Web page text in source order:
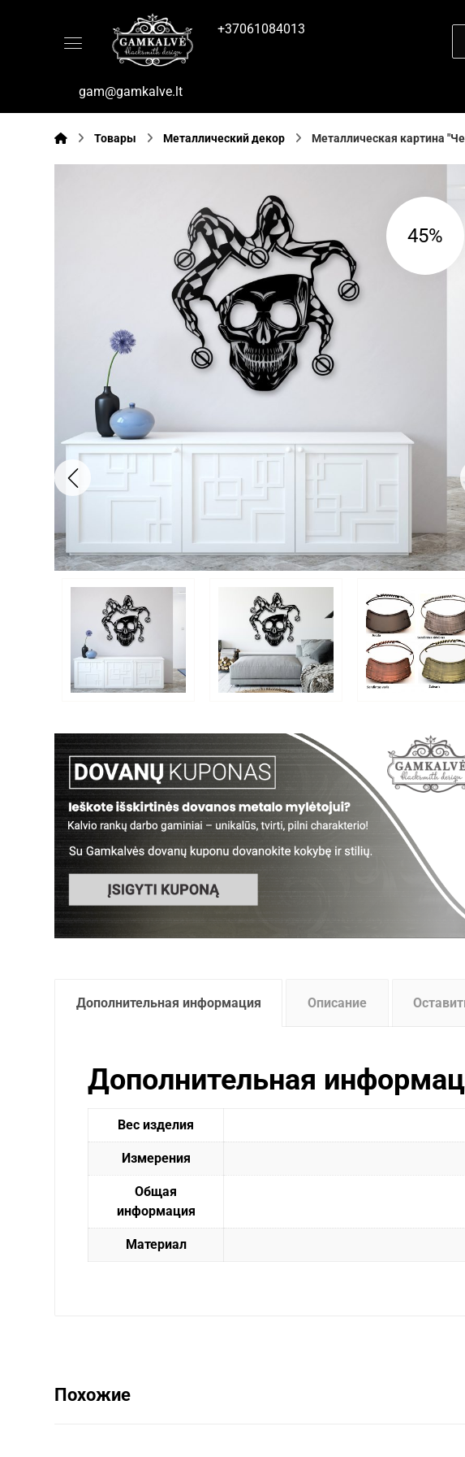
+37061084013
gam@gamkalve.lt
Товары Металлический декор Металлическая картина
45%
Дополнительная информация Описание
Дополнительная
Вес изделия
Измерения
Общая
информация
Материал
Похожие